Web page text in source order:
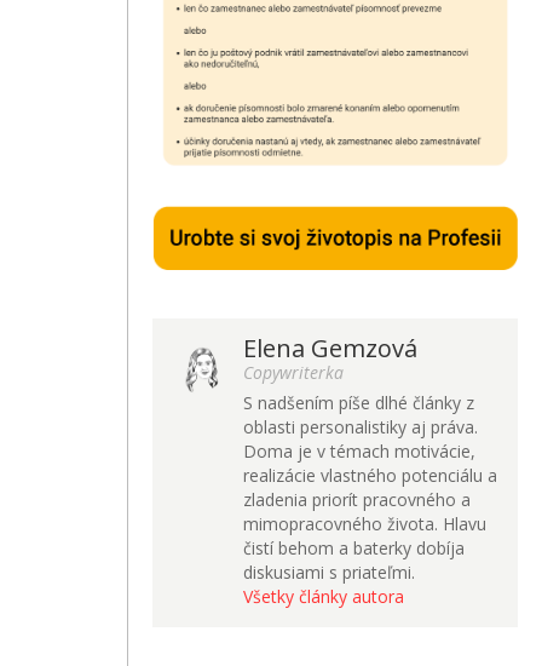
Elena Gemzová
Copywriterka
S nadšením píše dlhé články z
oblasti personalistiky aj práva.
Doma je v témach motivácie,
realizácie vlastného potenciálu a
zladenia priorít pracovného a
mimopracovného života. Hlavu
čistí behom a baterky dobíja
diskusiami s priateľmi.
Všetky články autora